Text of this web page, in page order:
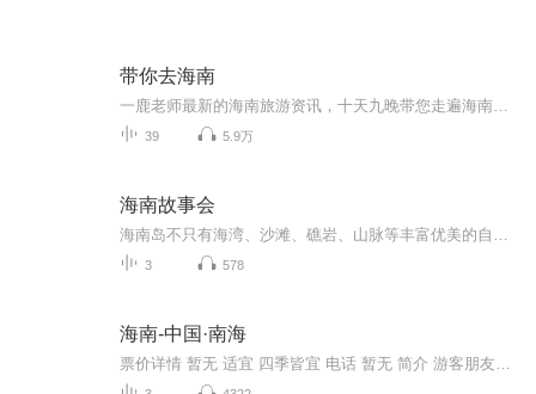
带你去海南
39 5.9万
海南故事会
3 578
海南-中国·南海